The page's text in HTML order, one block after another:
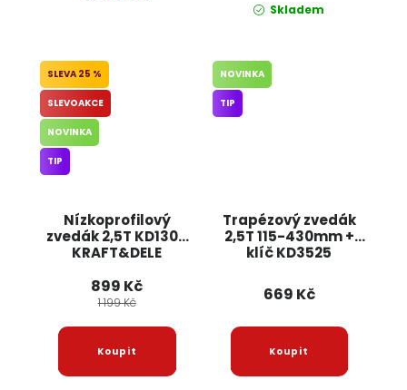
Skladem
Nízkoprofilový
zvedák 2,5T KD1306
KRAFT&DELE
25 %
SLEVOAKCE
NOVINKA
TIP
899 Kč
1 199 Kč
Trapézový zvedák
2,5T 115-430mm +
klíč KD3525
NOVINKA
TIP
669 Kč